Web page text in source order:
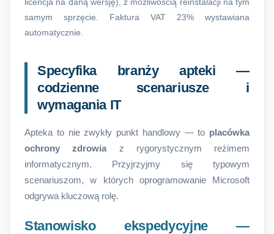
samym sprzęcie. Faktura VAT 23% wystawiana
automatycznie.
Specyfika branży apteki —
codzienne scenariusze i
wymagania IT
Apteka to nie zwykły punkt handlowy — to placówka
ochrony zdrowia z rygorystycznym reżimem
informatycznym. Przyjrzyjmy się typowym
scenariuszom, w których oprogramowanie Microsoft
odgrywa kluczową rolę.
Stanowisko ekspedycyjne —